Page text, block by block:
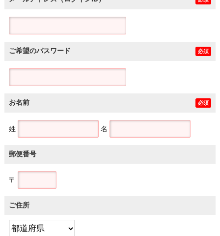
ご希望のパスワード 必須
お名前 必須
姓 名
郵便番号
〒
ご住所